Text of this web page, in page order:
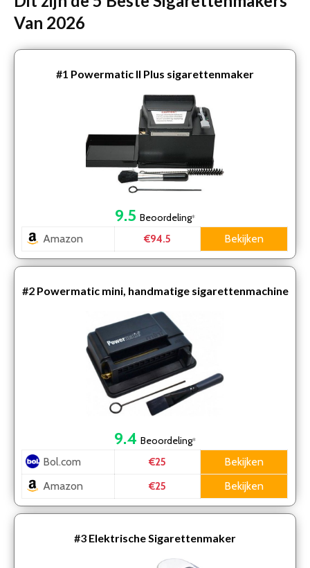
Van 2026
#1 Powermatic II Plus sigarettenmaker
9.5 Beoordeling*
Amazon €94.5 Bekijken
#2 Powermatic mini, handmatige sigarettenmachine
9.4 Beoordeling*
Bol.com €25
Bekijken
Amazon
€25 Bekijken
#3 Elektrische Sigarettenmaker